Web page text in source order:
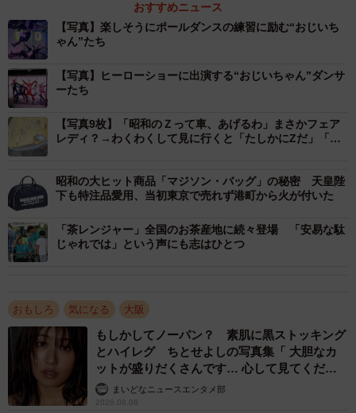
ンターテインメントショーを繰り広げるシルバー戦隊ポー
ルレンジャー！そんな彼らの姿を見たら、もう誰も年齢を
言い訳にできない。
そう、驚くことに彼らは全員60歳以上の男性ポールダンサ
ー。会社員に整体師、士業経営者という多彩なメンバー
が、夜は長堀橋にある秘密基地「ポールダンスBARまんぐ
ポールダンスといえばセクシーなイメージが強いが、実は
全身の筋力や体幹を使うハードなダンスでもある。柔軟性
も求められ、アクロバティックな動きも多い。
おすすめニュース
【写真】楽しそうにポールダンスの練習に励む“おじいち
ゃん”たち
【写真】ヒーローショーに出演する“おじいちゃん”ダンサ
ーたち
【写真9枚】「昭和のＺって車、あげるわ」まさかフェア
レディ？→わくわくして見に行くと「たしかにZだ」「激
昭和の大ヒット商品「マジソン・バッグ」の秘密 天皇陛
下も特注品愛用、当初東京で売れず港町から火が付いた
「茶レンジャー」全国のお茶産地に続々登場 「安易な駄
じゃれでは」という声にも志はひとつ
おもしろ 気になる 大阪
もしかしてノーパン？ 素肌に黒ストッキング
とハイレグ ちとせよしの写真集「 大胆なカ
ットが盛りだくさんです… 心して見てくださ
い」まいどなニュースエンタメ部
2026.08.08